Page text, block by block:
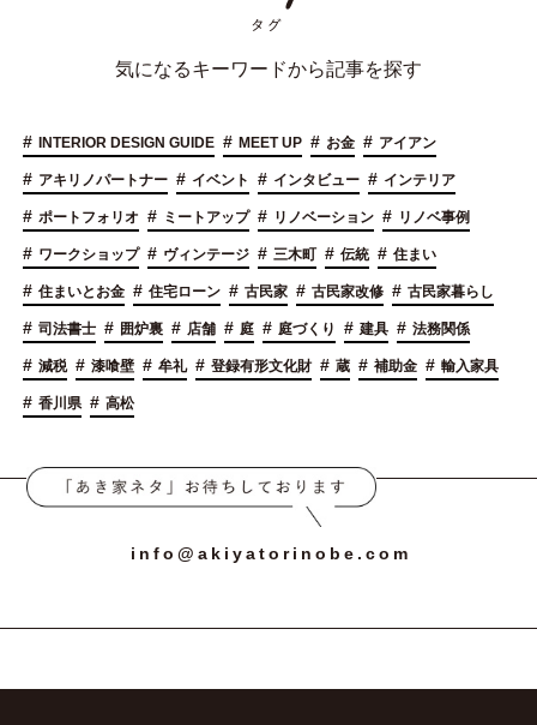
気になるキーワードから記事を探す
# INTERIOR DESIGN GUIDE # MEET UP # お金 # アイアン
# アキリノパートナー # イベント # インタビュー # インテリア
# ポートフォリオ # ミートアップ # リノベーション # リノベ事例
# ワークショップ # ヴィンテージ # 三木町 # 伝統 # 住まい
# 住まいとお金 # 住宅ローン # 古民家 # 古民家改修 # 古民家暮らし
# 司法書士 # 囲炉裏 # 店舗 # 庭 # 庭づくり # 建具 # 法務関係
# 減税 # 漆喰壁 # 牟礼 # 登録有形文化財 # 蔵 # 補助金 # 輸入家具
# 香川県 # 高松
info@akiyatorinobe.com